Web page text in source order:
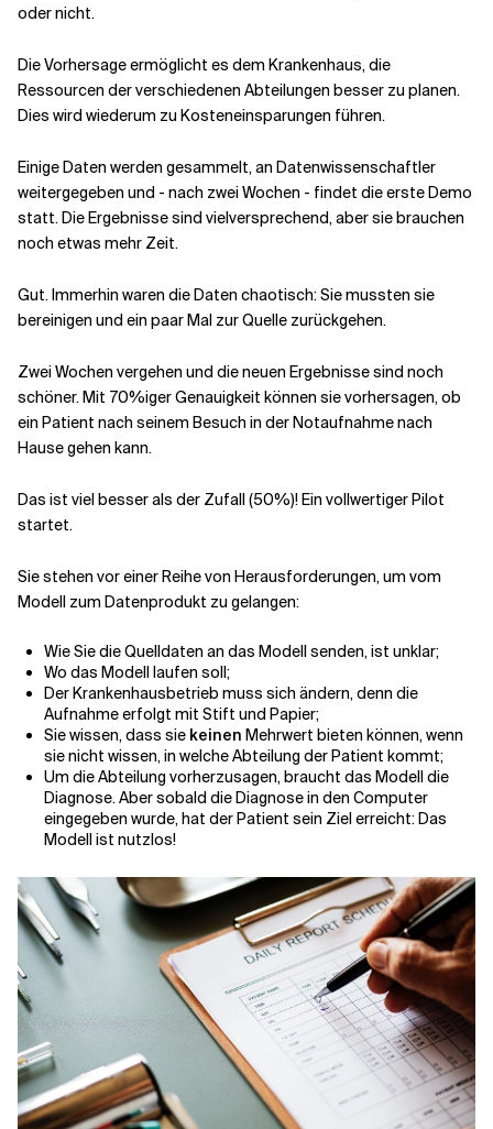
oder nicht.
Die Vorhersage ermöglicht es dem Krankenhaus, die
Ressourcen der verschiedenen Abteilungen besser zu planen.
Dies wird wiederum zu Kosteneinsparungen führen.
Einige Daten werden gesammelt, an Datenwissenschaftler
weitergegeben und - nach zwei Wochen - findet die erste Demo
statt. Die Ergebnisse sind vielversprechend, aber sie brauchen
noch etwas mehr Zeit.
Gut. Immerhin waren die Daten chaotisch: Sie mussten sie
bereinigen und ein paar Mal zur Quelle zurückgehen.
Zwei Wochen vergehen und die neuen Ergebnisse sind noch
schöner. Mit 70%iger Genauigkeit können sie vorhersagen, ob
ein Patient nach seinem Besuch in der Notaufnahme nach
Hause gehen kann.
Das ist viel besser als der Zufall (50%)! Ein vollwertiger Pilot
startet.
Sie stehen vor einer Reihe von Herausforderungen, um vom
Modell zum Datenprodukt zu gelangen:
Wie Sie die Quelldaten an das Modell senden, ist unklar;
Wo das Modell laufen soll;
Der Krankenhausbetrieb muss sich ändern, denn die
Aufnahme erfolgt mit Stift und Papier;
Sie wissen, dass sie keinen Mehrwert bieten können, wenn
sie nicht wissen, in welche Abteilung der Patient kommt;
Um die Abteilung vorherzusagen, braucht das Modell die
Diagnose. Aber sobald die Diagnose in den Computer
eingegeben wurde, hat der Patient sein Ziel erreicht: Das
Modell ist nutzlos!